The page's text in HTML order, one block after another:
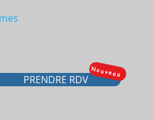
PRENDRE RDV
Nouveau